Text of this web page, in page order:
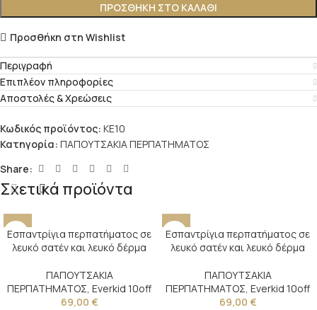
ΠΡΟΣΘΉΚΗ ΣΤΟ ΚΑΛΆΘΙ
Προσθήκη στη Wishlist
Περιγραφή
Επιπλέον πληροφορίες
Αποστολές & Χρεώσεις
Κωδικός προϊόντος: KE10
Κατηγορία: ΠΑΠΟΥΤΣΑΚΙΑ ΠΕΡΠΑΤΗΜΑΤΟΣ
Share:
Σχετικά προϊόντα
Εσπαντρίγια περπατήματος σε
λευκό σατέν και λευκό δέρμα
ΠΑΠΟΥΤΣΑΚΙΑ
ΠΕΡΠΑΤΗΜΑΤΟΣ, Everkid 10off
69,00 €
Εσπαντρίγια περπατήματος σε
λευκό σατέν και λευκό δέρμα
ΠΑΠΟΥΤΣΑΚΙΑ
ΠΕΡΠΑΤΗΜΑΤΟΣ, Everkid 10off
69,00 €